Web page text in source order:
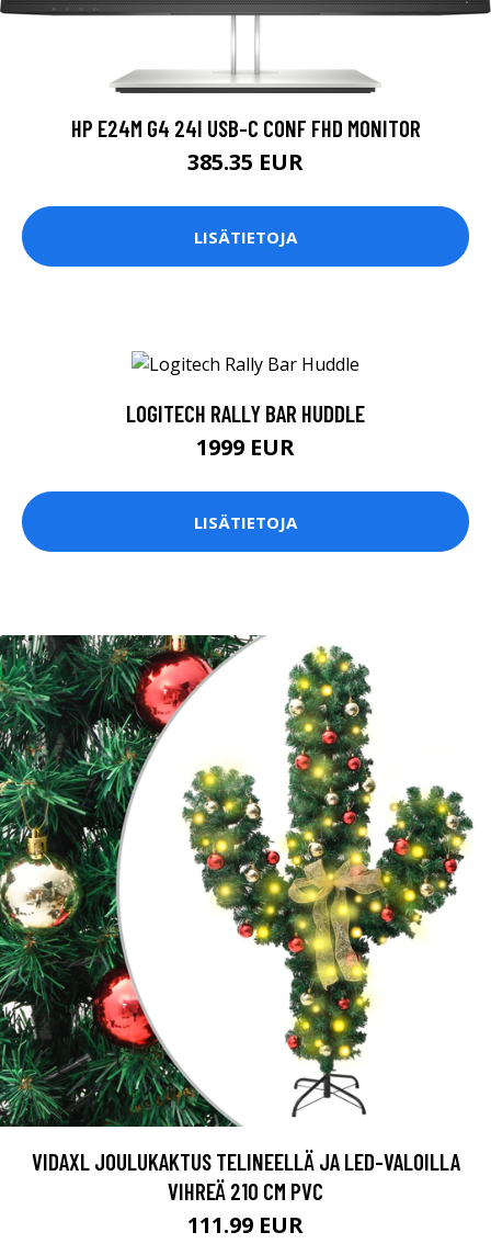
HP E24M G4 24I USB-C CONF FHD MONITOR
385.35 EUR
LISÄTIETOJA
LOGITECH RALLY BAR HUDDLE
1999 EUR
LISÄTIETOJA
VIDAXL JOULUKAKTUS TELINEELLÄ JA LED-VALOILLA
VIHREÄ 210 CM PVC
111.99 EUR